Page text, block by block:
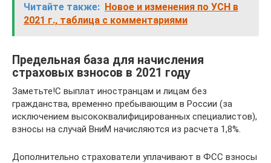
Читайте также: Новое и изменения по УСН в
2021 г., таблица с комментариями
Предельная база для начисления
страховых взносов в 2021 году
Заметьте!С выплат иностранцам и лицам без
гражданства, временно пребывающим в России (за
исключением высококвалифицированных специалистов),
взносы на случай ВниМ начисляются из расчета 1,8%.
Дополнительно страхователи уплачивают в ФСС взносы